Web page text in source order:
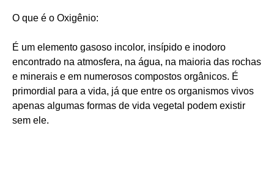
O que é o Oxigênio:
É um elemento gasoso incolor, insípido e inodoro
encontrado na atmosfera, na água, na maioria das rochas
e minerais e em numerosos compostos orgânicos. É
primordial para a vida, já que entre os organismos vivos
apenas algumas formas de vida vegetal podem existir
sem ele.